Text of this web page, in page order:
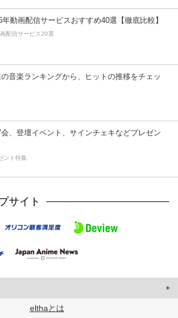
年動画配信サービスおすすめ40選【徹底比較】
配信サービス20選
音楽ランキングから、ヒットの推移をチェッ
、登壇イベント、サインチェキなどプレゼン
ント特集
サイト
使用して、ユーザーに合わせたコンテンツや広告の
elthaとは